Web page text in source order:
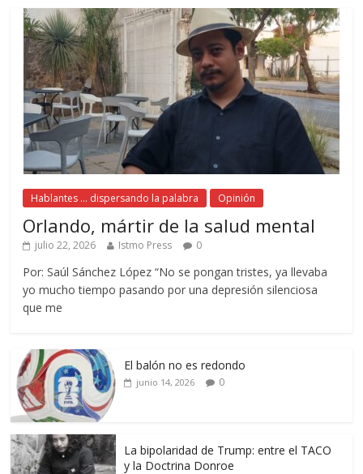
Hablantes ... dispersando la palabra Opinión
Orlando, mártir de la salud mental
julio 22, 2026 Istmo Press 0
Por: Saúl Sánchez López “No se pongan tristes, ya llevaba
yo mucho tiempo pasando por una depresión silenciosa
que me
El balón no es redondo
junio 14, 2026 0
La bipolaridad de Trump: entre el TACO
y la Doctrina Donroe